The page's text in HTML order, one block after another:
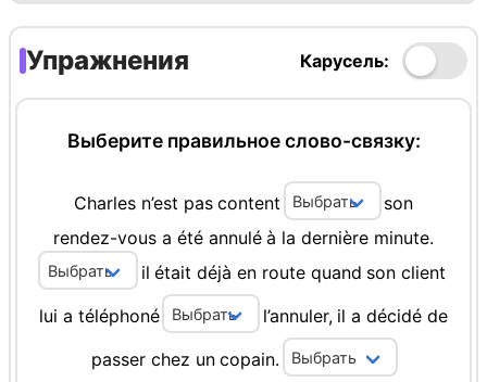
Упражнения Карусель:
Выберите правильное слово-связку:
Charles n’est pas content
son
rendez-vous a été annulé à la dernière minute.
il était déjà en route quand son client
lui a téléphoné l’annuler, il a décidé de
passer chez un copain.